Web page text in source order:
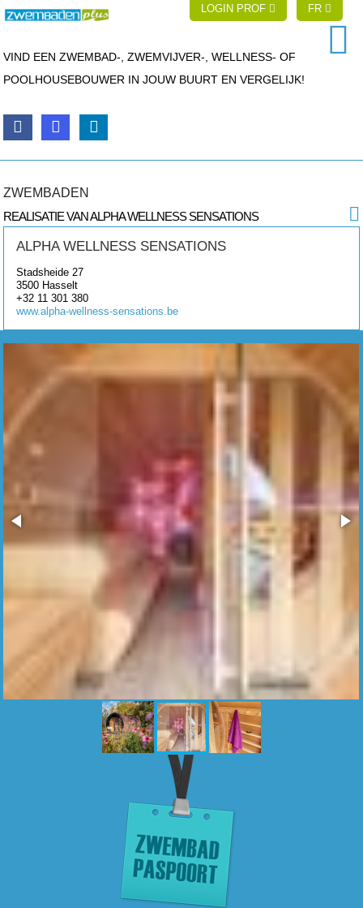
LOGIN PROF FR
VIND EEN ZWEMBAD-, ZWEMVIJVER-, WELLNESS- OF
POOLHOUSEBOUWER IN JOUW BUURT EN VERGELIJK!
ZWEMBADEN
REALISATIE VAN ALPHA WELLNESS SENSATIONS
ALPHA WELLNESS SENSATIONS
Stadsheide 27
3500 Hasselt
+32 11 301 380
www.alpha-wellness-sensations.be